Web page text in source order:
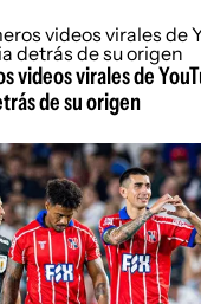
videos virales de
de su origen